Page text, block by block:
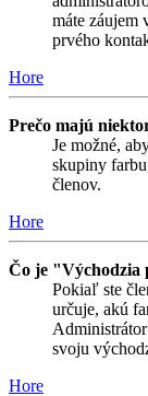
máte
prvého
Hore
Prečo majú
Je možné,
skupiny
členov.
Hore
Čo je "Východzia
Pokiaľ ste
určuje, akú
svoju
Hore